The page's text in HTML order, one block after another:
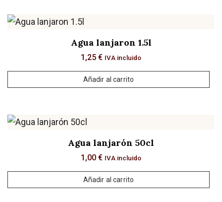
Agua lanjaron 1.5l
1,25 € IVA incluido
Añadir al carrito
Agua lanjarón 50cl
1,00 € IVA incluido
Añadir al carrito